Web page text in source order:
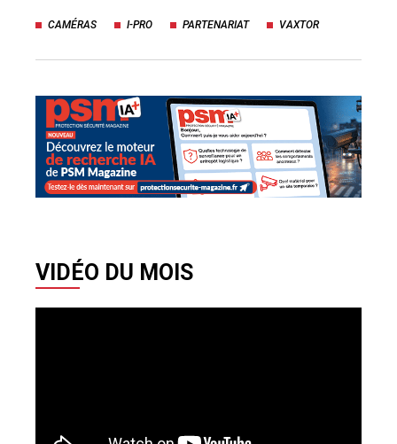
CAMÉRAS I-PRO PARTENARIAT VAXTOR
VIDÉO DU MOIS